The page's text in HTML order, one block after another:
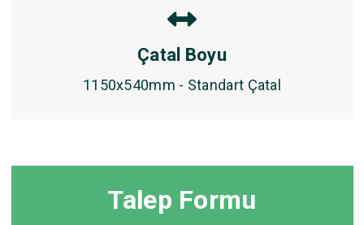
Çatal Boyu
1150x540mm - Standart Çatal
Talep Formu